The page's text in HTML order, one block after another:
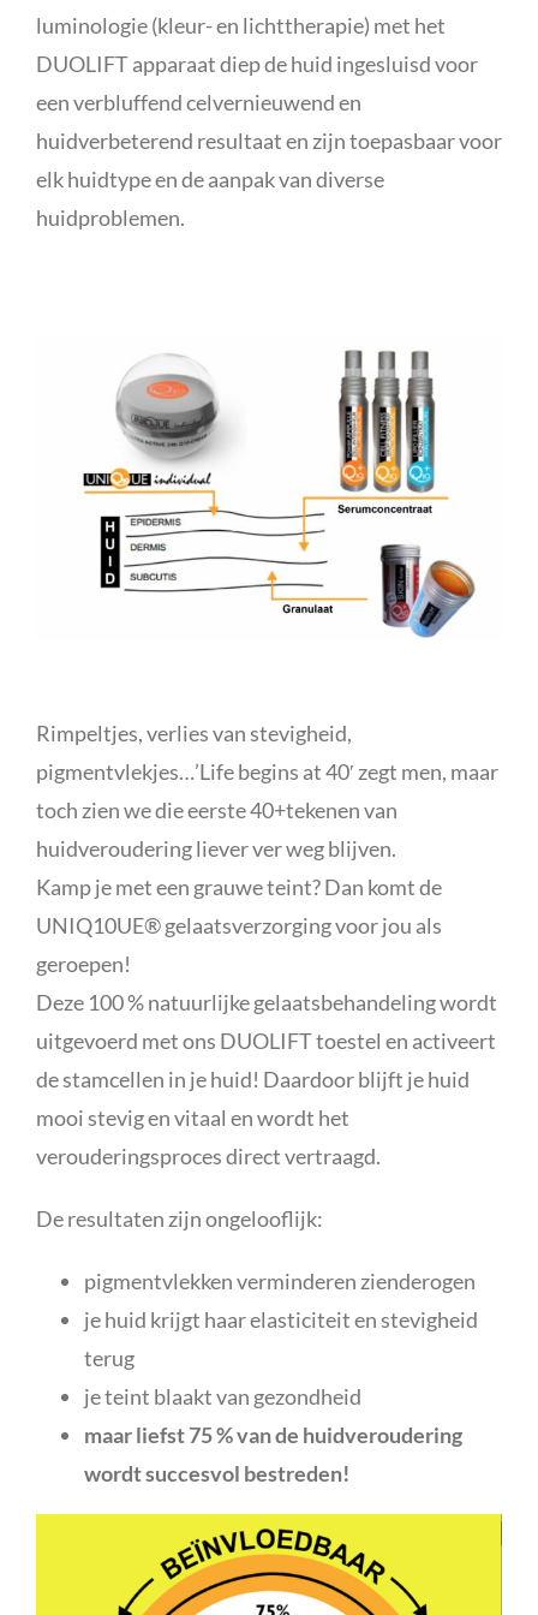
luminologie (kleur- en lichttherapie) met het
DUOLIFT apparaat diep de huid ingesluisd voor
een verbluffend celvernieuwend en
huidverbeterend resultaat en zijn toepasbaar voor
elk huidtype en de aanpak van diverse
huidproblemen.
Rimpeltjes, verlies van stevigheid,
pigmentvlekjes…’Life begins at 40′ zegt men, maar
toch zien we die eerste 40+tekenen van
huidveroudering liever ver weg blijven.
Kamp je met een grauwe teint? Dan komt de
UNIQ10UE® gelaatsverzorging voor jou als
geroepen!
Deze 100 % natuurlijke gelaatsbehandeling wordt
uitgevoerd met ons DUOLIFT toestel en activeert
de stamcellen in je huid! Daardoor blijft je huid
mooi stevig en vitaal en wordt het
verouderingsproces direct vertraagd.
De resultaten zijn ongelooflijk:
pigmentvlekken verminderen zienderogen
je huid krijgt haar elasticiteit en stevigheid
terug
je teint blaakt van gezondheid
maar liefst 75 % van de huidveroudering
wordt succesvol bestreden!